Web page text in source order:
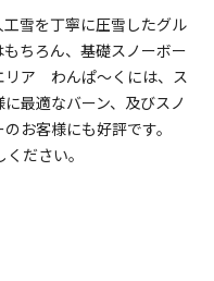
雪を丁寧に圧雪したグル
ちろん、基礎スノーボー
リア わんぱ～くには、ス
最適なバーン、及びスノ
お客様にも好評です。
ださい。